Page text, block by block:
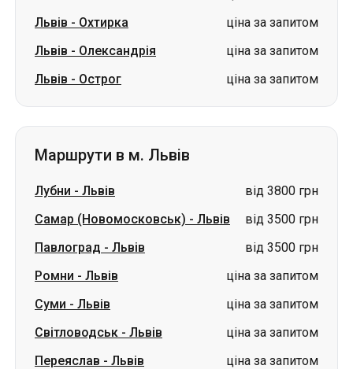
Львів - Охтирка
ціна за запитом
Львів - Олександрія
ціна за запитом
Львів - Острог ціна за запитом
Маршрути в м. Львів
Лубни - Львів
від 3800 грн
Самар (Новомосковськ) - Львів
від 3500 грн
Павлоград - Львів
від 3500 грн
Ромни - Львів
ціна за запитом
Суми - Львів
ціна за запитом
Світловодськ - Львів
ціна за запитом
Переяслав - Львів
ціна за запитом